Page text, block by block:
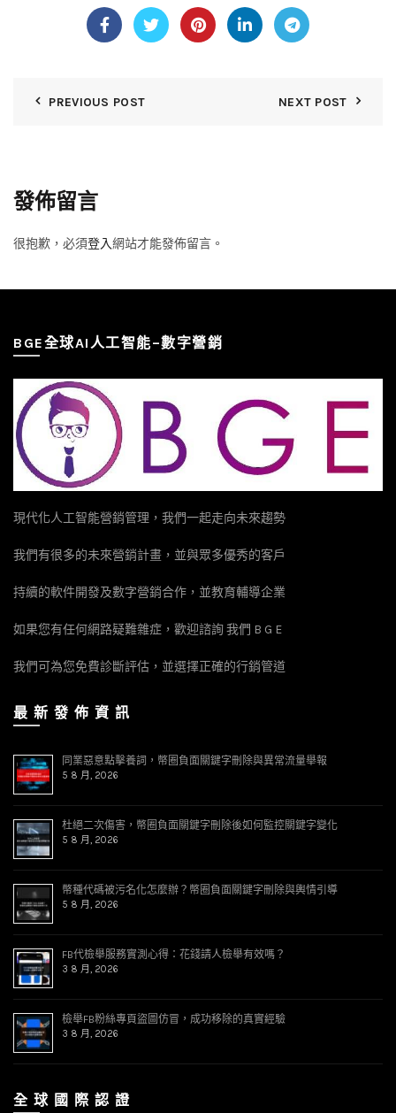
PREVIOUS POST NEXT POST
發佈留言
很抱歉，必須登入網站才能發佈留言。
BGE全球AI人工智能–數字營銷
現代化人工智能營銷管理，我們一起走向未來趨勢
我們有很多的未來營銷計畫，並與眾多優秀的客戶
持續的軟件開發及數字營銷合作，並教育輔導企業
如果您有任何網路疑難雜症，歡迎諮詢 我們 B G E
我們可為您免費診斷評估，並選擇正確的行銷管道
最 新 發 佈 資 訊
同業惡意點擊養詞，幣圈負面關鍵字刪除與異常流量舉報
5 8 月, 2026
杜絕二次傷害，幣圈負面關鍵字刪除後如何監控關鍵字變化
5 8 月, 2026
幣種代碼被污名化怎麼辦？幣圈負面關鍵字刪除與輿情引導
5 8 月, 2026
FB代檢舉服務實測心得：花錢請人檢舉有效嗎？
3 8 月, 2026
檢舉FB粉絲專頁盜圖仿冒，成功移除的真實經驗
3 8 月, 2026
全 球 國 際 認 證